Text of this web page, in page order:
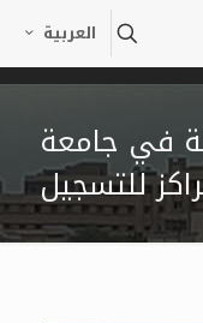
العربية
في جامعة